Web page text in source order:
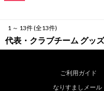
1 ～ 13件 (全13件)
代表・クラブチーム グッ
ご利用ガイド
なりすましメー